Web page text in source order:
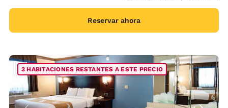
Reservar ahora
3 HABITACIONES RESTANTES A ESTE PRECIO